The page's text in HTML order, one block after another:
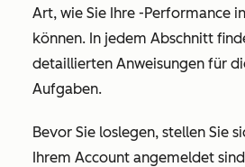
Art, wie Sie Ihre -Performance
können. In jedem Abschnitt
detaillierten Anweisungen für
Aufgaben.
Bevor Sie loslegen, stellen Sie
Ihrem Account angemeldet